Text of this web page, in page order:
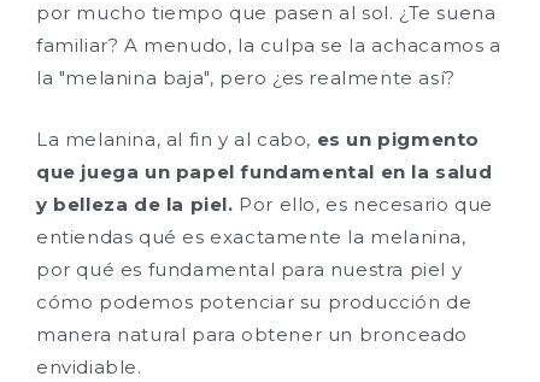
por mucho tiempo que pasen al sol. ¿Te suena
familiar? A menudo, la culpa se la achacamos a
la "melanina baja", pero ¿es realmente así?
La melanina, al fin y al cabo, es un pigmento
que juega un papel fundamental en la salud
y belleza de la piel. Por ello, es necesario que
entiendas qué es exactamente la melanina,
por qué es fundamental para nuestra piel y
cómo podemos potenciar su producción de
manera natural para obtener un bronceado
envidiable.